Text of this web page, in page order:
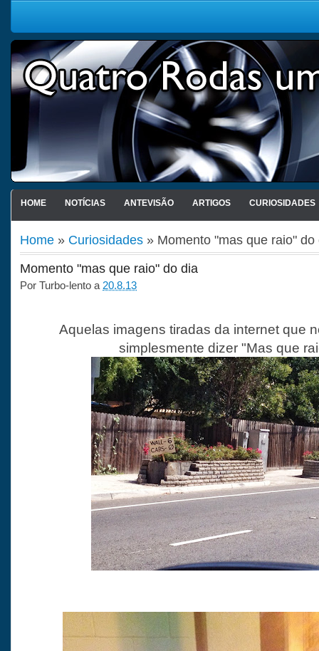
HOME NOTÍCIAS ANTEVISÃO ARTIGOS CURIOSIDADES
Home » Curiosidades » Momento "mas que raio" do
Momento "mas que raio" do dia
Por Turbo-lento a 20.8.13
Aquelas imagens tiradas da internet que
simplesmente dizer "Mas que